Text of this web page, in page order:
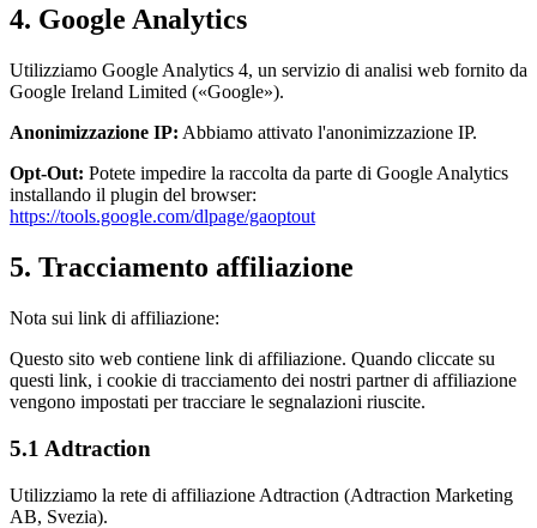
4. Google Analytics
Utilizziamo Google Analytics 4, un servizio di analisi web fornito da
Google Ireland Limited («Google»).
Anonimizzazione IP: Abbiamo attivato l'anonimizzazione IP.
Opt-Out: Potete impedire la raccolta da parte di Google Analytics
installando il plugin del browser:
https://tools.google.com/dlpage/gaoptout
5. Tracciamento affiliazione
Nota sui link di affiliazione:
Questo sito web contiene link di affiliazione. Quando cliccate su
questi link, i cookie di tracciamento dei nostri partner di affiliazione
vengono impostati per tracciare le segnalazioni riuscite.
5.1 Adtraction
Utilizziamo la rete di affiliazione Adtraction (Adtraction Marketing
AB, Svezia).